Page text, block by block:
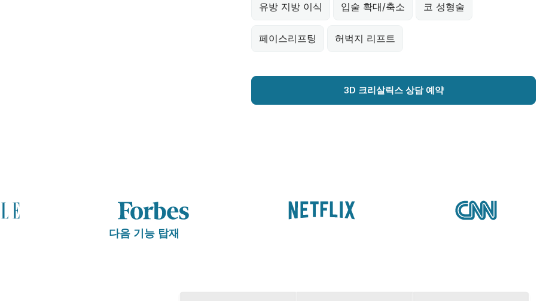
유방 지방 이식 입술 확대/축소 코 성형술
페이스리프팅 허벅지 리프트
3D 크리살릭스 상담 예약
다음 기능 탑재